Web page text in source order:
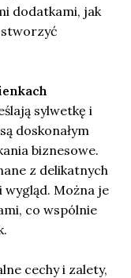
dodatkami, jak
stworzyć
sylwetkę i
doskonałym
biznesowe.
z delikatnych
wygląd. Można je
co wspólnie
cechy i zalety,